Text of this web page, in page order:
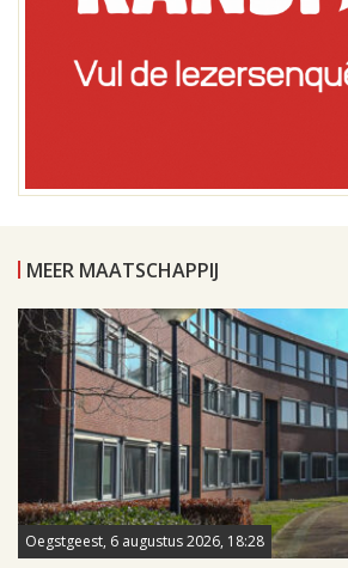
MEER MAATSCHAPPIJ
Oegstgeest, 6 augustus 2026, 18:28